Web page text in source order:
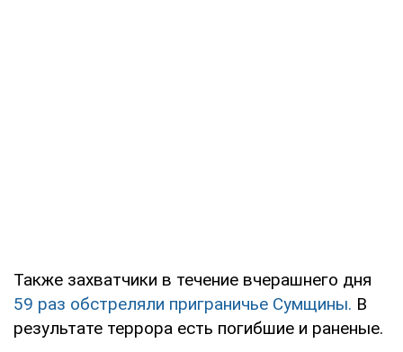
Также захватчики в течение вчерашнего дня
59 раз обстреляли приграничье Сумщины. В
результате террора есть погибшие и раненые.